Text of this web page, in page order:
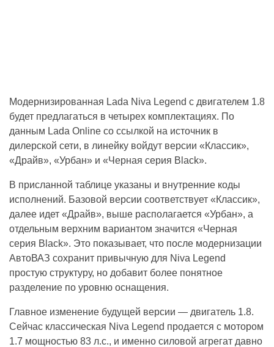
Модернизированная Lada Niva Legend с двигателем 1.8
будет предлагаться в четырех комплектациях. По
данным Lada Online со ссылкой на источник в
дилерской сети, в линейку войдут версии «Классик»,
«Драйв», «Урбан» и «Черная серия Black».
В присланной таблице указаны и внутренние коды
исполнений. Базовой версии соответствует «Классик»,
далее идет «Драйв», выше располагается «Урбан», а
отдельным верхним вариантом значится «Черная
серия Black». Это показывает, что после модернизации
АвтоВАЗ сохранит привычную для Niva Legend
простую структуру, но добавит более понятное
разделение по уровню оснащения.
Главное изменение будущей версии — двигатель 1.8.
Сейчас классическая Niva Legend продается с мотором
1.7 мощностью 83 л.с., и именно силовой агрегат давно